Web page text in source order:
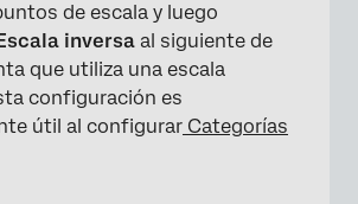
de escala y luego
Escala inversa al siguiente de
que utiliza una escala
configuración es
útil al configurar Categorías